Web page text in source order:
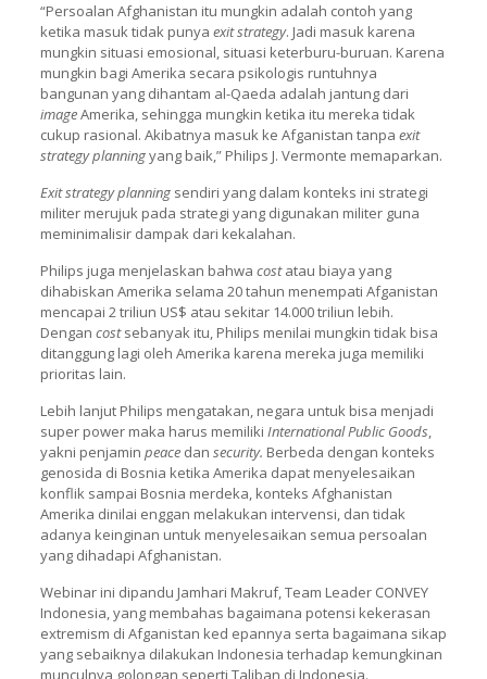
“Persoalan Afghanistan itu mungkin adalah contoh yang
ketika masuk tidak punya exit strategy. Jadi masuk karena
mungkin situasi emosional, situasi keterburu-buruan. Karena
mungkin bagi Amerika secara psikologis runtuhnya
bangunan yang dihantam al-Qaeda adalah jantung dari
imageAmerika, sehingga mungkin ketika itu mereka tidak
cukup rasional. Akibatnya masuk ke Afganistan tanpa exit
strategy planningyang baik,” Philips J. Vermonte memaparkan.
Exit strategy planningsendiri yang dalam konteks ini strategi
militer merujuk pada strategi yang digunakan militer guna
meminimalisir dampak dari kekalahan.
Philips juga menjelaskan bahwa costatau biaya yang
dihabiskan Amerika selama 20 tahun menempati Afganistan
mencapai 2 triliun US$ atau sekitar 14.000 triliun lebih.
Dengan costsebanyak itu, Philips menilai mungkin tidak bisa
ditanggung lagi oleh Amerika karena mereka juga memiliki
prioritas lain.
Lebih lanjut Philips mengatakan, negara untuk bisa menjadi
super power maka harus memiliki International Public Goods,
yakni penjamin peace dan security. Berbeda dengan konteks
genosida di Bosnia ketika Amerika dapat menyelesaikan
konflik sampai Bosnia merdeka, konteks Afghanistan
Amerika dinilai enggan melakukan intervensi, dan tidak
adanya keinginan untuk menyelesaikan semua persoalan
yang dihadapi Afghanistan.
Webinar ini dipandu Jamhari Makruf, Team Leader CONVEY
Indonesia, yang membahas bagaimana potensi kekerasan
extremism di Afganistan ked epannya serta bagaimana sikap
yang sebaiknya dilakukan Indonesia terhadap kemungkinan
munculnya golongan seperti Taliban di Indonesia.